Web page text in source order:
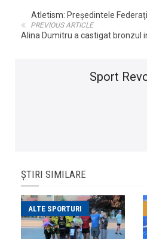
Atletism: Preşedintele
PREVIOUS ARTICLE
Alina Dumitru a castigat bronzul
Sport
ȘTIRI SIMILARE
ALTE SPORTURI